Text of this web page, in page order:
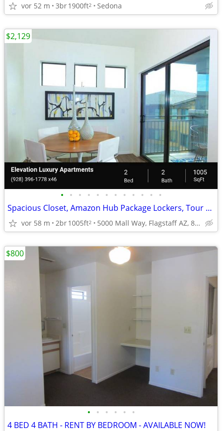
vor 52 m 3br1900ft2 Sedona
• • • • • • • • • • • •
Spacious Closet, Amazon Hub Package Lockers, Tour Today
vor 58 m 2br1005ft2 5000 Mall Way, Flagstaff AZ, 86004
$2,129
• • • • • •
4 BED 4 BATH - RENT BY BEDROOM - AVAILABLE NOW!
$800